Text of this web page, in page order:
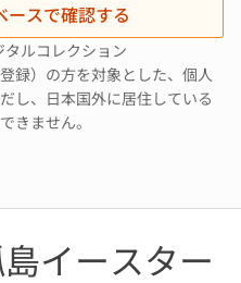
ースで確認する
ルコレクション
録）の方を対象とした、個人
し、日本国外に居住している
きません。
イースター